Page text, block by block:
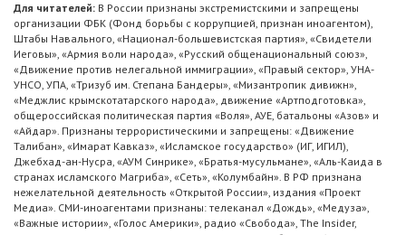
Для читателей: В России признаны экстремистскими и запрещены
организации ФБК (Фонд борьбы с коррупцией, признан иноагентом),
Штабы Навального, «Национал-большевистская партия», «Свидетели
Иеговы», «Армия воли народа», «Русский общенациональный союз»,
«Движение против нелегальной иммиграции», «Правый сектор», УНА-
УНСО, УПА, «Тризуб им. Степана Бандеры», «Мизантропик дивижн»,
«Меджлис крымскотатарского народа», движение «Артподготовка»,
общероссийская политическая партия «Воля», АУЕ, батальоны «Азов» и
«Айдар». Признаны террористическими и запрещены: «Движение
Талибан», «Имарат Кавказ», «Исламское государство» (ИГ, ИГИЛ),
Джебхад-ан-Нусра, «АУМ Синрике», «Братья-мусульмане», «Аль-Каида в
странах исламского Магриба», «Сеть», «Колумбайн». В РФ признана
нежелательной деятельность «Открытой России», издания «Проект
Медиа». СМИ-иноагентами признаны: телеканал «Дождь», «Медуза»,
«Важные истории», «Голос Америки», радио «Свобода», The Insider,